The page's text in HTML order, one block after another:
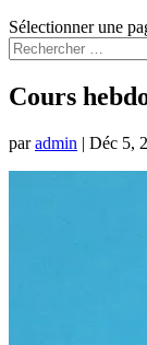
Sélectionner une
Cours
paradmin | Déc 5,